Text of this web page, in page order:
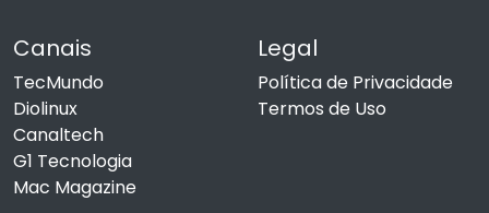
Canais
TecMundo
Diolinux
Canaltech
G1 Tecnologia
Mac Magazine
Legal
Política de Privacidade
Termos de Uso